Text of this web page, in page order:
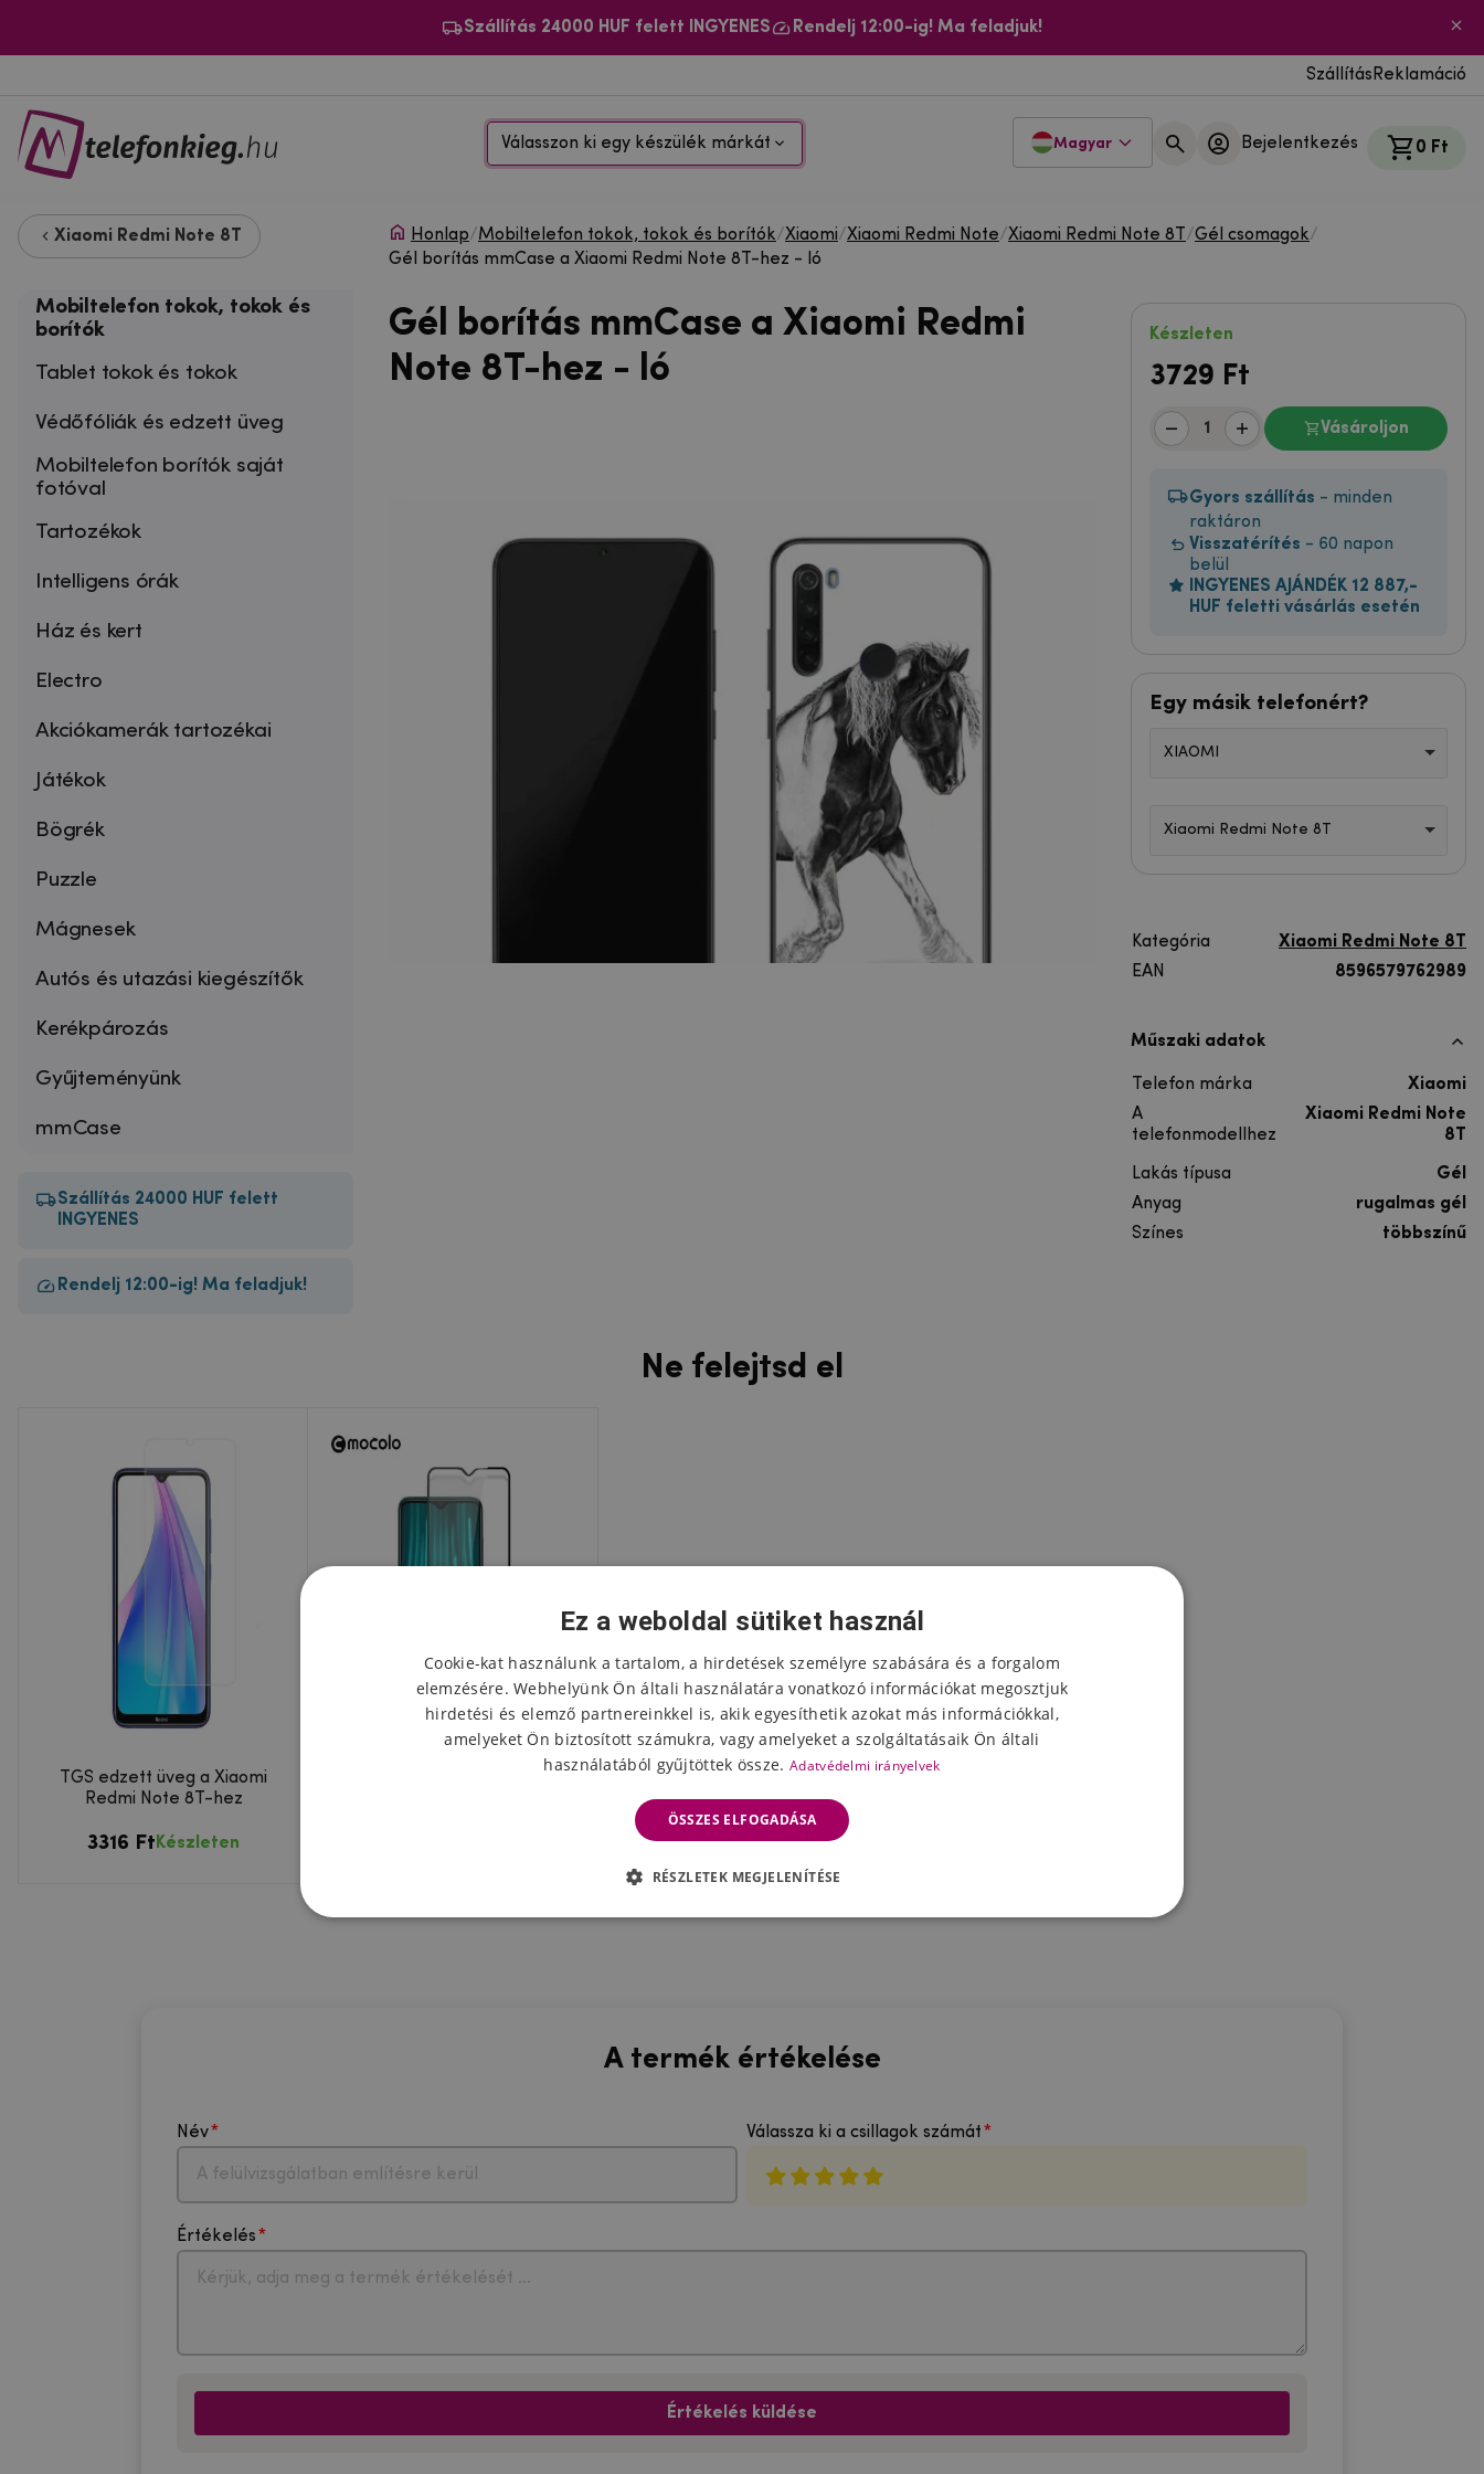
Szállítás 24000 HUF felett INGYENES Rendelj 12:00-ig! Ma feladjuk!
Szállítás Reklamáció
Válasszon ki egy készülék márkát Magyar Bejelentkezés 0 Ft
Xiaomi Redmi Note 8T
Mobiltelefon tokok, tokok és
borítók
Tablet tokok és tokok
Védőfóliák és edzett üveg
Mobiltelefon borítók saját
fotóval
Tartozékok
Intelligens órák
Ház és kert
Electro
Akciókamerák tartozékai
Játékok
Bögrék
Puzzle
Mágnesek
Autós és utazási kiegészítők
Kerékpározás
Gyűjteményünk
mmCase
Szállítás 24000 HUF felett
INGYENES
Rendelj 12:00-ig! Ma feladjuk!
Honlap/Mobiltelefon tokok, tokok és borítók/Xiaomi/Xiaomi Redmi Note/Xiaomi Redmi Note 8T /Gél csomagok/
Gél borítás mmCase a Xiaomi Redmi Note 8T-hez - ló
Gél borítás mmCase a Xiaomi Redmi
Note 8T-hez - ló
Készleten
3729 Ft
Vásároljon
Gyors szállítás - minden
raktáron
Visszatérítés - 60 napon
belül
INGYENES AJÁNDÉK 12 887,-
HUF feletti vásárlás esetén
Egy másik telefonért?
XIAOMI
Xiaomi Redmi Note 8T
Kategória
Xiaomi Redmi Note 8T
EAN
8596579762989
Műszaki adatok
Telefon márka
Xiaomi
A
telefonmodellhez
Xiaomi Redmi Note
8T
Lakás típusa
Gél
Anyag
rugalmas gél
Színes
többszínű
Ne felejtsd el
TGS edzett üveg a Xiaomi
Redmi Note 8T-hez
3316 Ft Készleten
A termék értékelése
Név Válassza ki a csillagok számát
Értékelés
Értékelés küldése
Ez a weboldal sütiket használ
Cookie-kat használunk a tartalom, a hirdetések személyre szabására és a forgalom
elemzésére. Webhelyünk Ön általi használatára vonatkozó információkat megosztjuk
hirdetési és elemző partnereinkkel is, akik egyesíthetik azokat más információkkal,
amelyeket Ön biztosított számukra, vagy amelyeket a szolgáltatásaik Ön általi
használatából gyűjtöttek össze. Adatvédelmi irányelvek
ÖSSZES ELFOGADÁSA
RÉSZLETEK MEGJELENÍTÉSE